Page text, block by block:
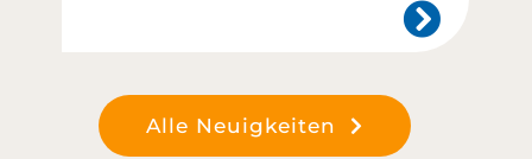
Alle Neuigkeiten